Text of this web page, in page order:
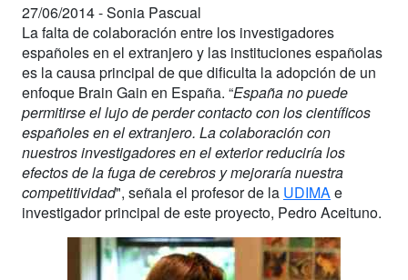
27/06/2014 -Sonia Pascual
La falta de colaboración entre los investigadores
españoles en el extranjero y las instituciones españolas
es la causa principal de que dificulta la adopción de un
enfoque Brain Gain en España. “España no puede
permitirse el lujo de perder contacto con los científicos
españoles en el extranjero. La colaboración con
nuestros investigadores en el exterior reduciría los
efectos de la fuga de cerebros y mejoraría nuestra
competitividad", señala el profesor de la UDIMA e
investigador principal de este proyecto, Pedro Aceituno.